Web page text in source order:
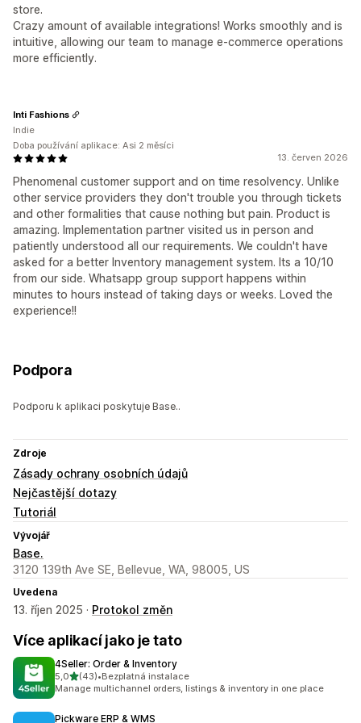
store.
Crazy amount of available integrations! Works smoothly and is
intuitive, allowing our team to manage e-commerce operations
more efficiently.
13. červen 2026
Phenomenal customer support and on time resolvency. Unlike
other service providers they don't trouble you through tickets
and other formalities that cause nothing but pain. Product is
amazing. Implementation partner visited us in person and
patiently understood all our requirements. We couldn't have
asked for a better Inventory management system. Its a 10/10
from our side. Whatsapp group support happens within
minutes to hours instead of taking days or weeks. Loved the
experience!!
Inti Fashions
Indie
Doba používání aplikace: Asi 2 měsíci
Podpora
Podporu k aplikaci poskytuje Base..
Zdroje
Zásady ochrany osobních údajů
Nejčastější dotazy
Tutoriál
Vývojář
Base.
3120 139th Ave SE, Bellevue, WA, 98005, US
Uvedena
13. říjen 2025 · Protokol změn
Více aplikací jako je tato
4Seller: Order & Inventory
5,0z 5 hvězd
(43)
Celkový počet recenzí: 43
•Bezplatná instalace
Manage multichannel orders, listings & inventory in one place
Pickware ERP & WMS